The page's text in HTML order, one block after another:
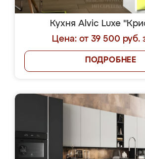
Кухня Alvic Luxe
Цена: от 39 500 руб.
ПОДРОБНЕЕ